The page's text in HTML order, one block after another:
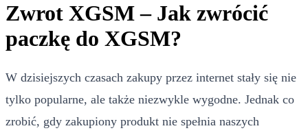
Zwrot XGSM – Jak zwrócić
paczkę do XGSM?
W dzisiejszych czasach zakupy przez internet stały się nie
tylko popularne, ale także niezwykle wygodne. Jednak co
zrobić, gdy zakupiony produkt nie spełnia naszych